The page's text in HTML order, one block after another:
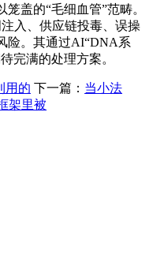
盖的“毛细血管”范畴。
入、供应链投毒、误操
险。其通过AI“DNA系
完满的处理方案。
用的 下一篇： 当小法
架里被